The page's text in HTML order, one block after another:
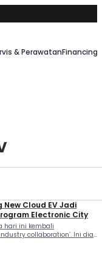
& Perawatan
New Cloud EV Jadi
Electronic City
hari ini kembali
collaboration’. Ini dia
EV jadi hadiah Utama